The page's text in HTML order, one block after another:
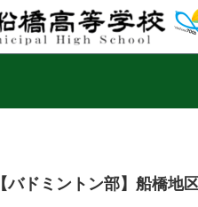
【バドミントン部】船橋